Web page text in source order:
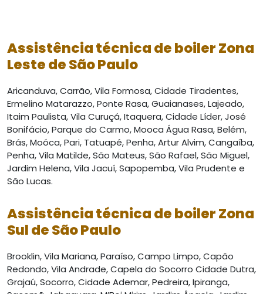
Assistência técnica de boiler Zona
Leste de São Paulo
Aricanduva, Carrão, Vila Formosa, Cidade Tiradentes,
Ermelino Matarazzo, Ponte Rasa, Guaianases, Lajeado,
Itaim Paulista, Vila Curuçá, Itaquera, Cidade Líder, José
Bonifácio, Parque do Carmo, Mooca Água Rasa, Belém,
Brás, Moóca, Pari, Tatuapé, Penha, Artur Alvim, Cangaíba,
Penha, Vila Matilde, São Mateus, São Rafael, São Miguel,
Jardim Helena, Vila Jacuí, Sapopemba, Vila Prudente e
São Lucas.
Assistência técnica de boiler Zona
Sul de São Paulo
Brooklin, Vila Mariana, Paraíso, Campo Limpo, Capão
Redondo, Vila Andrade, Capela do Socorro Cidade Dutra,
Grajaú, Socorro, Cidade Ademar, Pedreira, Ipiranga,